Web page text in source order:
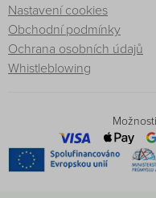
Nastavení cookies
Obchodní podmínky
Ochrana osobních údajů
Whistleblowing